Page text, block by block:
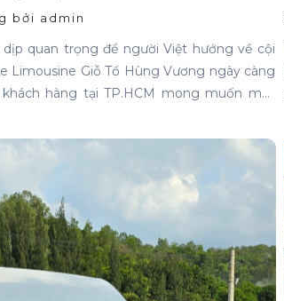
bởi admin
quan trọng để người Việt hướng về cội
Limousine Giỗ Tổ Hùng Vương ngày càng
hàng tại TP.HCM mong muốn một
di chuyển cao cấp, không lo chen chúc,
chính là lựa chọn lý tưởng.